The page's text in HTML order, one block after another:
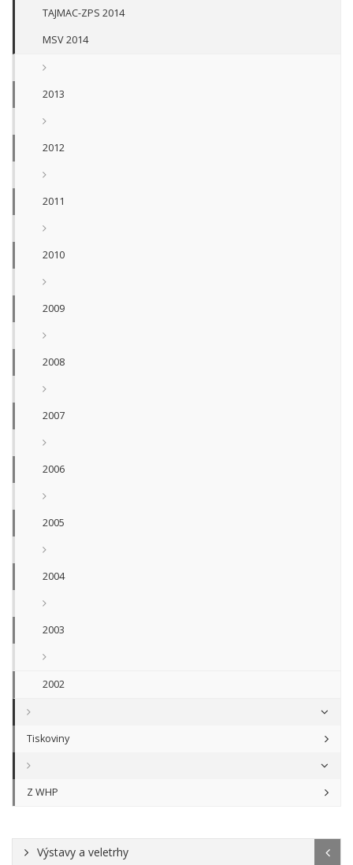
TAJMAC-ZPS 2014
MSV 2014
2013
2012
2011
2010
2009
2008
2007
2006
2005
2004
2003
2002
Tiskoviny
Z WHP
Výstavy a veletrhy